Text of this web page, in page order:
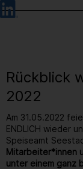
Barrierefreie
Bedienung
Rückblick
2022
Am 31.05.2022
ENDLICH wieder
Speiseamt
Mitarbeiter*innen
unter einem ganz